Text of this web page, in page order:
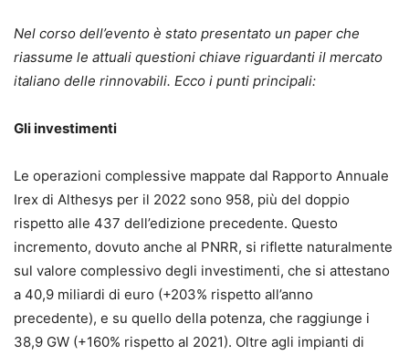
Nel corso dell’evento è stato presentato un paper che
riassume le attuali questioni chiave riguardanti il mercato
italiano delle rinnovabili. Ecco i punti principali:
Gli investimenti
Le operazioni complessive mappate dal Rapporto Annuale
Irex di Althesys per il 2022 sono 958, più del doppio
rispetto alle 437 dell’edizione precedente. Questo
incremento, dovuto anche al PNRR, si riflette naturalmente
sul valore complessivo degli investimenti, che si attestano
a 40,9 miliardi di euro (+203% rispetto all’anno
precedente), e su quello della potenza, che raggiunge i
38,9 GW (+160% rispetto al 2021). Oltre agli impianti di